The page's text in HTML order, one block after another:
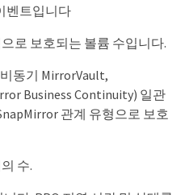
벤트입니다
로 보호되는 볼륨 수입니다.
동기 MirrorVault,
Business Continuity) 일관
관계 유형으로 보호
수.